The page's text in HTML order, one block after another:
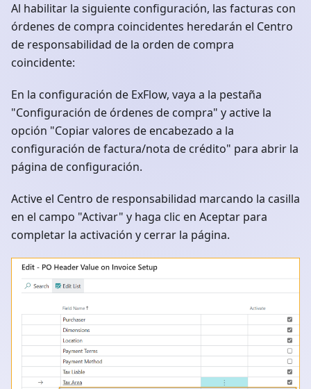
Al habilitar la siguiente configuración, las facturas con
órdenes de compra coincidentes heredarán el Centro
de responsabilidad de la orden de compra
coincidente:
En la configuración de ExFlow, vaya a la pestaña
"Configuración de órdenes de compra" y active la
opción "Copiar valores de encabezado a la
configuración de factura/nota de crédito" para abrir la
página de configuración.
Active el Centro de responsabilidad marcando la casilla
en el campo "Activar" y haga clic en Aceptar para
completar la activación y cerrar la página.